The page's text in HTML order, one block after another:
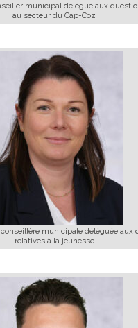
municipal délégué aux
au secteur du Cap-Coz
municipale déléguée aux
relatives à la jeunesse